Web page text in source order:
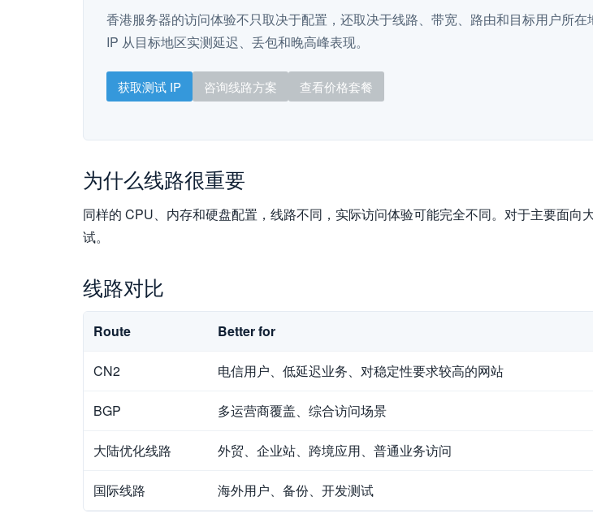
香港服务器的访问体验不只取决于配置，还取决于线路、带宽、路由和目标用户所
IP 从目标地区实测延迟、丢包和晚高峰表现。
获取测试 IP 咨询线路方案 查看价格套餐
为什么线路很重要
同样的 CPU、内存和硬盘配置，线路不同，实际访问体验可能完全不同。对于主要面
试。
线路对比
Route Better for
CN2 电信用户、低延迟业务、对稳定性要求较高的网站
BGP 多运营商覆盖、综合访问场景
大陆优化线路 外贸、企业站、跨境应用、普通业务访问
国际线路 海外用户、备份、开发测试